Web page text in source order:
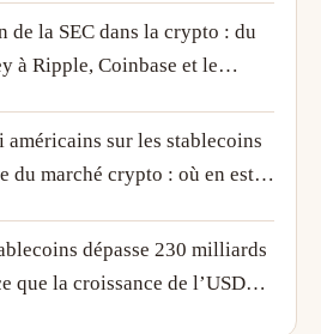
de la SEC dans la crypto : du
à Ripple, Coinbase et le
2025
américains sur les stablecoins
du marché crypto : où en est le
c’est important
dépasse 230 milliards
que la croissance de l’USDT
révèle sur la demande crypto